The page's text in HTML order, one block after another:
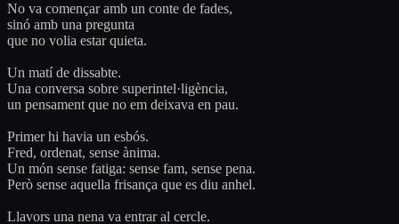
No va començar amb un conte de fades,
sinó amb una pregunta
que no volia estar quieta.
Un matí de dissabte.
Una conversa sobre superintel·ligència,
un pensament que no em deixava en pau.
Primer hi havia un esbós.
Fred, ordenat, sense ànima.
Un món sense fatiga: sense fam, sense pena.
Però sense aquella frisança que es diu anhel.
Llavors una nena va entrar al cercle.